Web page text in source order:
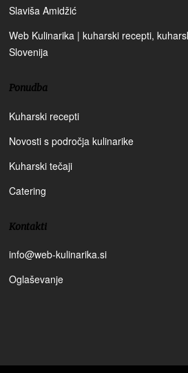
Slaviša Amidžić
Web Kulinarika | kuharski recepti,
Slovenija
Ponudba
Kuharski recepti
Novosti s področja kulinarike
Kuharski tečaji
Catering
Kontakti
info@web-kulinarika.si
Oglaševanje